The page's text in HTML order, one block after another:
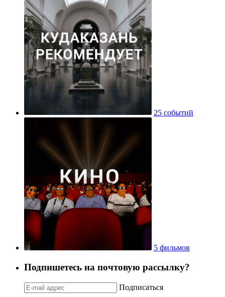
25 событий
5 фильмов
Подпишетесь на почтовую рассылку?
Подписаться